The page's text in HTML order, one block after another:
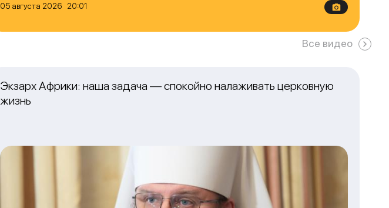
05 августа 2026 20:01
Все видео
Экзарх Африки: наша задача — спокойно налаживать церковную
жизнь